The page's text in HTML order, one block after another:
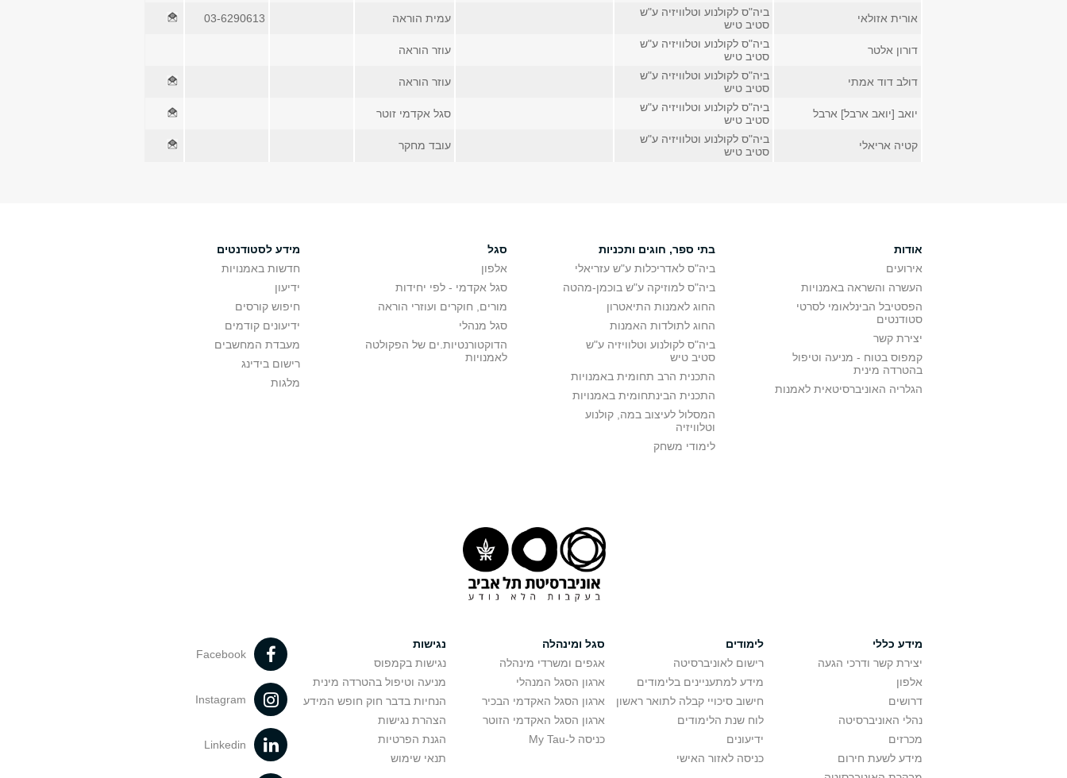
אורית אזולאי
ביה"ס לקולנוע וטלוויזיה ע"ש
סטיב טיש
עמית הוראה 03-6290613
דורון אלטר
ביה"ס לקולנוע וטלוויזיה ע"ש
סטיב טיש
עוזר הוראה
דולב דוד אמתי
ביה"ס לקולנוע וטלוויזיה ע"ש
סטיב טיש
עוזר הוראה
יואב [יואב ארבל] ארבל
ביה"ס לקולנוע וטלוויזיה ע"ש
סטיב טיש
סגל אקדמי זוטר
קטיה אריאלי
ביה"ס לקולנוע וטלוויזיה ע"ש
סטיב טיש
עובד מחקר
אודות
אירועים
העשרה והשראה באמנויות
הפסטיבל הבינלאומי לסרטי
סטודנטים
יצירת קשר
קמפוס בטוח - מניעה וטיפול
בהטרדה מינית
הגלריה האוניברסיטאית לאמנות
בתי ספר, חוגים ותכניות
ביה"ס לאדריכלות ע"ש עזריאלי
ביה"ס למוזיקה ע"ש בוכמן-מהטה
החוג לאמנות התיאטרון
החוג לתולדות האמנות
ביה"ס לקולנוע וטלוויזיה ע"ש
סטיב טיש
התכנית הרב תחומית באמנויות
התכנית הבינתחומית באמנויות
המסלול לעיצוב במה, קולנוע
וטלוויזיה
לימודי משחק
סגל
אלפון
סגל אקדמי - לפי יחידות
מורים, חוקרים ועוזרי הוראה
סגל מנהלי
הדוקטורנטיות.ים של הפקולטה
לאמנויות
מידע לסטודנטים
חדשות באמנויות
ידיעון
חיפוש קורסים
ידיעונים קודמים
מעבדת המחשבים
רישום בידינג
מלגות
מידע כללי
יצירת קשר ודרכי הגעה
אלפון
דרושים
נהלי האוניברסיטה
מכרזים
מידע לשעת חירום
לימודים
רישום לאוניברסיטה
מידע למתעניינים בלימודים
חישוב סיכויי קבלה לתואר ראשון
לוח שנת הלימודים
ידיעונים
כניסה לאזור האישי
סגל ומינהלה
אגפים ומשרדי מינהלה
ארגון הסגל המנהלי
ארגון הסגל האקדמי הבכיר
ארגון הסגל האקדמי הזוטר
כניסה ל-My Tau
נגישות
נגישות בקמפוס
מניעה וטיפול בהטרדה מינית
הנחיות בדבר חוק חופש המידע
הצהרת נגישות
הגנת הפרטיות
תנאי שימוש
Facebook
Instagram
Linkedin